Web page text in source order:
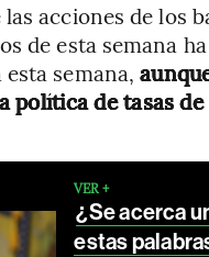
las acciones de los
de esta semana
esta semana,
política de tasas
VER +
¿Se acerca
estas